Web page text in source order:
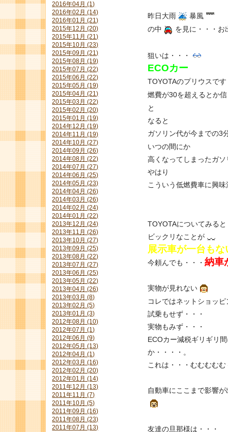
昨日大雨
暴風
の中
を見に・・・お
狙いは・・・
ECOカー
TOYOTAのプリウスです
燃費が30を超えるとか
と
なると
ガソリン代が今までの3
いつの間にか
高くなってしまったガ
やはり
こういう低燃費車に興味
TOYOTAについてみると
ビックリなことが
展示車が一台もな
今頼んでも・・・ 納車
実物が見れない
コレではネットショッ
試乗もせず・・・
実物もみず・・・
ECOカー減税ギリギリ
か・・・・。
これは・・・むむむむむ
自動車にここまで影響
友達の旦那様は・・・
2016年04月 (1)
2016年02月 (14)
2016年01月 (21)
2015年12月 (20)
2015年11月 (21)
2015年10月 (23)
2015年09月 (21)
2015年08月 (19)
2015年07月 (22)
2015年06月 (22)
2015年05月 (19)
2015年04月 (21)
2015年03月 (22)
2015年02月 (20)
2015年01月 (19)
2014年12月 (19)
2014年11月 (19)
2014年10月 (27)
2014年09月 (26)
2014年08月 (22)
2014年07月 (27)
2014年06月 (25)
2014年05月 (23)
2014年04月 (26)
2014年03月 (26)
2014年02月 (24)
2014年01月 (22)
2013年12月 (24)
2013年11月 (26)
2013年10月 (27)
2013年09月 (25)
2013年08月 (22)
2013年07月 (27)
2013年06月 (25)
2013年05月 (22)
2013年04月 (26)
2013年03月 (8)
2013年02月 (5)
2013年01月 (3)
2012年08月 (10)
2012年07月 (1)
2012年06月 (9)
2012年05月 (13)
2012年04月 (1)
2012年03月 (16)
2012年02月 (20)
2012年01月 (14)
2011年12月 (13)
2011年11月 (7)
2011年10月 (5)
2011年09月 (16)
2011年08月 (23)
2011年07月 (13)